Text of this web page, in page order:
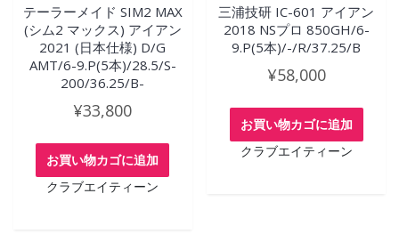
テーラーメイド SIM2 MAX
(シム2 マックス) アイアン
2021 (日本仕様) D/G
AMT/6-9.P(5本)/28.5/S-
200/36.25/B-
¥33,800
お買い物カゴに追加
クラブエイティーン
三浦技研 IC-601 アイアン
2018 NSプロ 850GH/6-
9.P(5本)/-/R/37.25/B
¥58,000
お買い物カゴに追加
クラブエイティーン